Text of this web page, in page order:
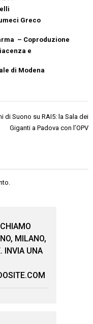
Greco
– Coproduzione
e
di Modena
di Suono su RAI5: la Sala dei
Giganti a Padova con l’OPV
MILANO,
INVIA UNA